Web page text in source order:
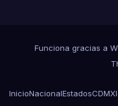
Funciona gracias a
InicioNacionalEstadosCDMX